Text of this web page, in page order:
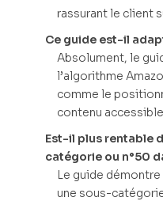
rassurant le client
Ce guide est-il
Absolument, le
l’algorithme
comme le
contenu
Est-il plus rentable
catégorie ou n°50
Le guide
une sous-